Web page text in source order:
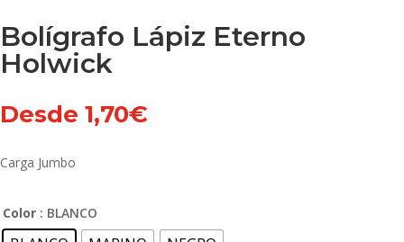
Bolígrafo Lápiz Eterno
Holwick
Desde 1,70€
Carga Jumbo
Color : BLANCO